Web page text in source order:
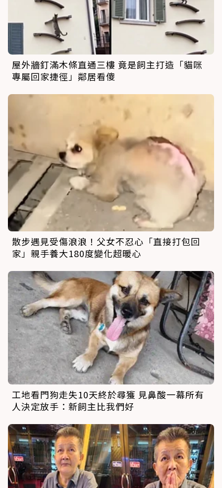
屋外牆釘滿木條直通三樓 竟是飼主打造「貓咪
專屬回家捷徑」鄰居看傻
散步遇見受傷浪浪！父女不忍心「直接打包回
家」親手養大180度變化超暖心
工地看門狗走失10天終於尋獲 見鼻酸一幕所有
人決定放手：新飼主比我們好